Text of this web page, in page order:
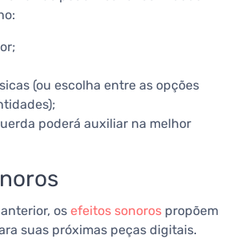
(ou escolha entre as opções
poderá auxiliar na melhor
os efeitos sonoros propõem
suas próximas peças digitais.